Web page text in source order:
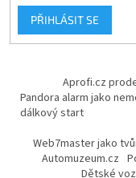
PŘIHLÁSIT SE
Aprofi.cz
Pandora alarm jako
dálkový start
Web7master jako
Automuzeum.cz
Dětské